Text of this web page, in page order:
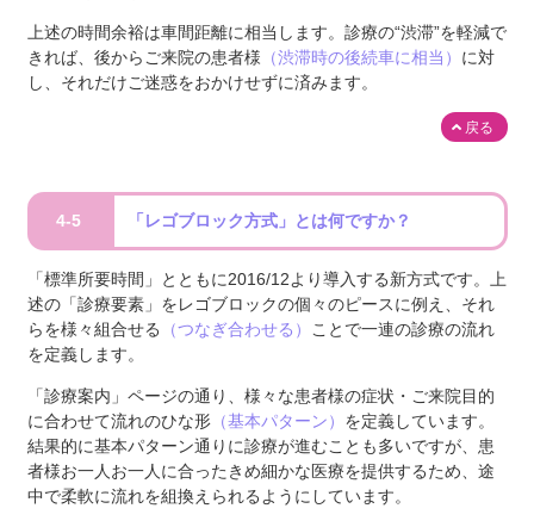
上述の時間余裕は車間距離に相当します。診療の“渋滞”を軽減で
きれば、後からご来院の患者様 （渋滞時の後続車に相当） に対
し、それだけご迷惑をおかけせずに済みます。
戻る
4-5 「レゴブロック方式」とは何ですか？
「標準所要時間」とともに2016/12より導入する新方式です。上
述の「診療要素」をレゴブロックの個々のピースに例え、それ
らを様々組合せる （つなぎ合わせる） ことで一連の診療の流れ
を定義します。
「診療案内」ページの通り、様々な患者様の症状・ご来院目的
に合わせて流れのひな形（基本パターン） を定義しています。
結果的に基本パターン通りに診療が進むことも多いですが、患
者様お一人お一人に合ったきめ細かな医療を提供するため、途
中で柔軟に流れを組換えられるようにしています。